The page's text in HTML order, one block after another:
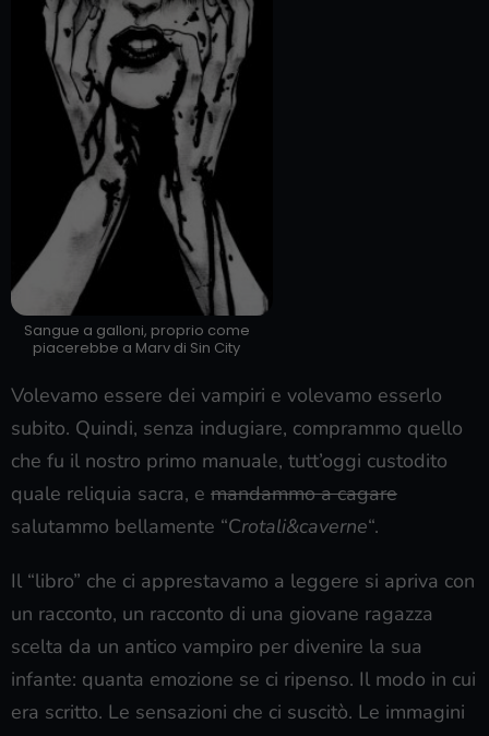
Sangue a galloni, proprio come
piacerebbe a Marv di Sin City
Volevamo essere dei vampiri e volevamo esserlo
subito. Quindi, senza indugiare, comprammo quello
che fu il nostro primo manuale, tutt’oggi custodito
quale reliquia sacra, e mandammo a cagare
salutammo bellamente “Crotali&caverne“.
Il “libro” che ci apprestavamo a leggere si apriva con
un racconto, un racconto di una giovane ragazza
scelta da un antico vampiro per divenire la sua
infante: quanta emozione se ci ripenso. Il modo in cui
era scritto. Le sensazioni che ci suscitò. Le immagini